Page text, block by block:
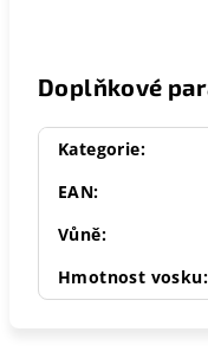
Doplňkové
Kategorie:
EAN:
Vůně:
Hmotnost vosku: